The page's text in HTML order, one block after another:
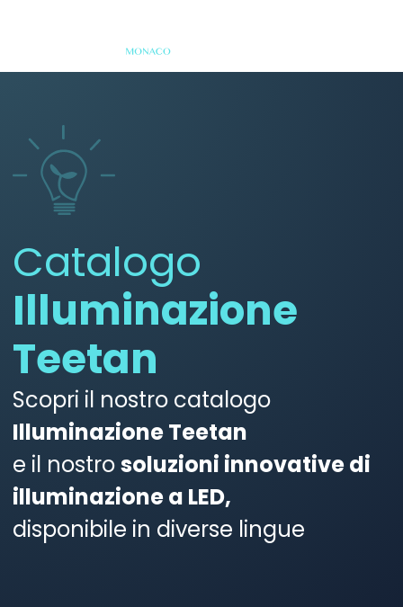
Catalogo
Illuminazione
Teetan
Scopri il nostro catalogo
Illuminazione Teetan
e il nostrosoluzioni innovative di
illuminazione a LED,
disponibile in diverse lingue